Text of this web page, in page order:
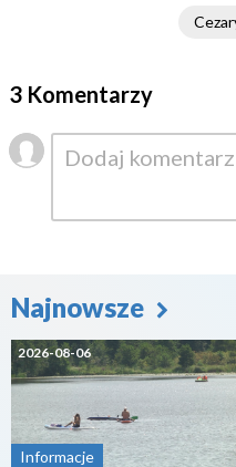
3 Komentarzy
Najnowsze
2026-08-06
Informacje